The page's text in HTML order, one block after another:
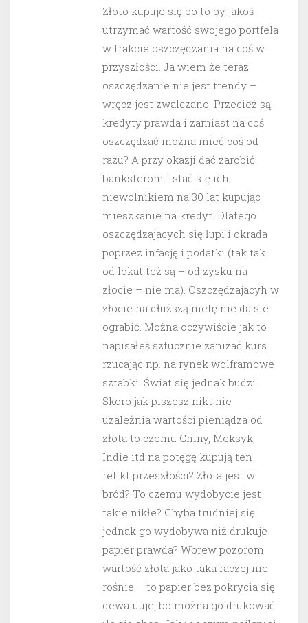
Złoto kupuje się po to by jakoś
utrzymać wartość swojego portfela
w trakcie oszczędzania na coś w
przyszłości. Ja wiem że teraz
oszczędzanie nie jest trendy –
wręcz jest zwalczane. Przecież są
kredyty prawda i zamiast na coś
oszczędzać można mieć coś od
razu? A przy okazji dać zarobić
banksterom i stać się ich
niewolnikiem na 30 lat kupując
mieszkanie na kredyt. Dlatego
oszczędzajacych się łupi i okrada
poprzez infację i podatki (tak tak
od lokat też są – od zysku na
złocie – nie ma). Oszczędzajacyh w
złocie na dłuższą metę nie da sie
ograbić. Można oczywiście jak to
napisałeś sztucznie zaniżać kurs
rzucając np. na rynek wolframowe
sztabki. Świat się jednak budzi.
Skoro jak piszesz nikt nie
uzależnia wartości pieniądza od
złota to czemu Chiny, Meksyk,
Indie itd na potęgę kupują ten
relikt przeszłości? Złota jest w
bród? To czemu wydobycie jest
takie nikłe? Chyba trudniej się
jednak go wydobywa niż drukuje
papier prawda? Wbrew pozorom
wartość złota jako taka raczej nie
rośnie – to papier bez pokrycia się
dewaluuje, bo można go drukować